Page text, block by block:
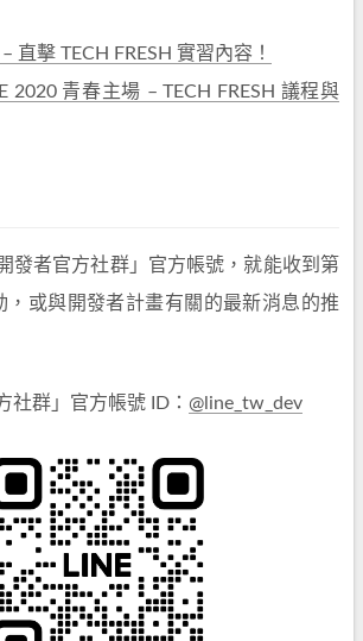
直擊 TECH FRESH 實習內容！
2020 青春主場 – TECH FRESH 議程與
發者官方社群」官方帳號，就能收到第
，或與開發者計畫有關的最新消息的推
社群」官方帳號 ID： @line_tw_dev